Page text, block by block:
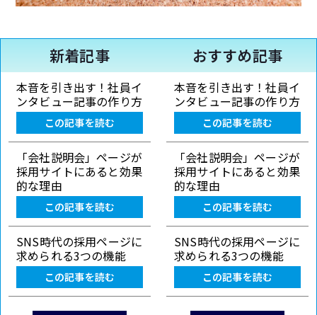
新着記事
本音を引き出す！社員イ
ンタビュー記事の作り方
この記事を読む
「会社説明会」ページが
採用サイトにあると効果
的な理由
この記事を読む
SNS時代の採用ページに
求められる3つの機能
この記事を読む
おすすめ記事
本音を引き出す！社員イ
ンタビュー記事の作り方
この記事を読む
「会社説明会」ページが
採用サイトにあると効果
的な理由
この記事を読む
SNS時代の採用ページに
求められる3つの機能
この記事を読む